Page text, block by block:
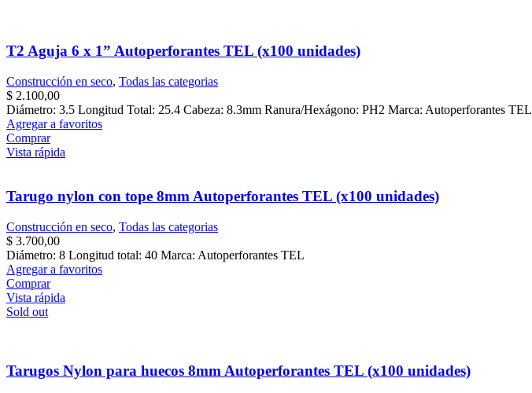
T2 Aguja 6 x 1” Autoperforantes TEL (x100 unidades)
Construcción en seco, Todas las categorias
$ 2.100,00
Diámetro: 3.5 Longitud Total: 25.4 Cabeza: 8.3mm Ranura/Hexágono: PH2 Marca: Autoperforantes TEL
Agregar a favoritos
Comprar
Vista rápida
Tarugo nylon con tope 8mm Autoperforantes TEL (x100 unidades)
Construcción en seco, Todas las categorias
$ 3.700,00
Diámetro: 8 Longitud total: 40 Marca: Autoperforantes TEL
Agregar a favoritos
Comprar
Vista rápida
Sold out
Tarugos Nylon para huecos 8mm Autoperforantes TEL (x100 unidades)